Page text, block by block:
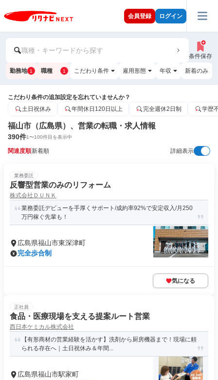
会員登録 ログイン
職種・キーワードから探す
条件保存
勤務地 1 職種 1 こだわり条件 雇用形態 年収 新着のみ
こだわり条件の追加設定を忘れていませんか？
土日祝休み
年間休日120日以上 完全週休2日制 学歴
福山市（広島県）、営業の転職・求人情報
390件1〜100件目を表示中
関連度順新着順 詳細表示
業務委託
反響型営業のみのリフォーム
株式会社ＤＵＮＫ
業務委託デビューを手厚くサポート/成約率92%で安定収入/月250
万円稼ぐ先輩も！
広島県福山市東深津町
完全歩合制
気になる
正社員
食品・医療現場を支える提案ルート営業
西日本ケミカル株式会社
【有形商材の営業経験を活かす】洗剤から厨房機器まで！現場に頼
られる存在へ｜土日祝休み＆年間...
広島県福山市駅家町